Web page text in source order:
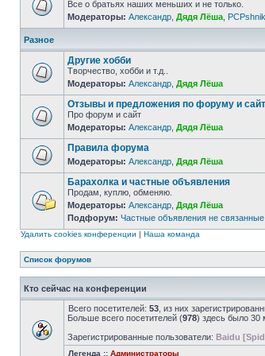
Все о братьях наших меньших и не только.
Модераторы: Александр Дядя Лёша PCPshnik
Разное
Другие хобби
Творчество, хобби и т.д..
Модераторы: Александр Дядя Лёша
Отзывы и предложения по форуму и
Про форум и сайт
Модераторы: Александр Дядя Лёша
Правила форума
Модераторы: Александр Дядя Лёша
Барахолка и частные объявления
Продам, куплю, обменяю.
Модераторы: Александр Дядя Лёша
Подфорум: Частные объявления не
Удалить cookies конференции | Наша команда
Список форумов
Кто сейчас на конференции
Всего посетителей: 53 , из них
Больше всего посетителей (978) здесь было 30
Зарегистрированные пользователи: Baidu
Легенда :: Администраторы